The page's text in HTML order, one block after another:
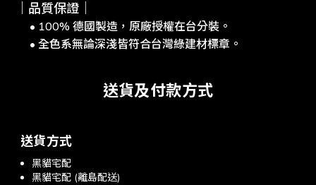
｜品質保證｜
• 100% 德國製造，原廠授權在台分裝。
• 全色系無論深淺皆符合台灣綠建材標章。
送貨及付款方式
送貨方式
黑貓宅配
黑貓宅配 (離島配送)